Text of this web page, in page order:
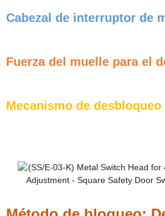
Cabezal de interruptor de
Fuerza del muelle para el
Mecanismo de